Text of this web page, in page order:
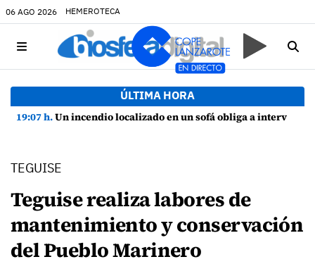
06 AGO 2026 HEMEROTECA
ÚLTIMA HORA
19:07 h.Un incendio localizado en un sofá obliga a intervenir en una vivienda de Playa Honda
TEGUISE
Teguise realiza labores de
mantenimiento y conservación
del Pueblo Marinero